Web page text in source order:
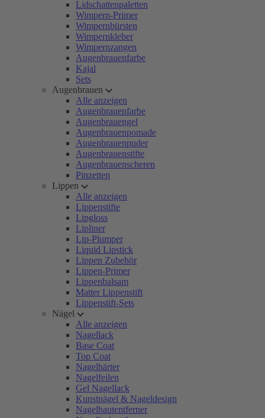
Lidschattenpaletten
Wimpern-Primer
Wimpernbürsten
Wimpernkleber
Wimpernzangen
Augenbrauenfarbe
Kajal
Sets
Augenbrauen
Alle anzeigen
Augenbrauenfarbe
Augenbrauengel
Augenbrauenpomade
Augenbrauenpuder
Augenbrauenstifte
Augenbrauenscheren
Pinzetten
Lippen
Alle anzeigen
Lippenstifte
Lipgloss
Lipliner
Lip-Plumper
Liquid Lipstick
Lippen Zubehör
Lippen-Primer
Lippenbalsam
Matter Lippenstift
Lippenstift-Sets
Nägel
Alle anzeigen
Nagellack
Base Coat
Top Coat
Nagelhärter
Nagelfeilen
Gel Nagellack
Kunstnägel & Nageldesign
Nagelhautentferner